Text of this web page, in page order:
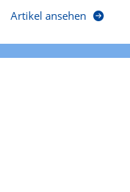
Artikel ansehen